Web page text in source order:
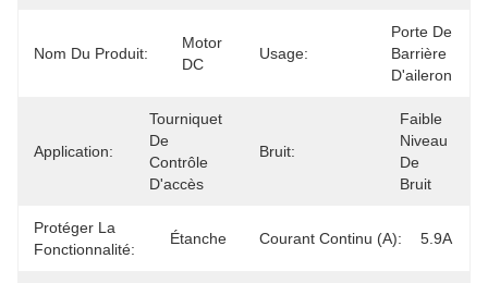
Nom Du Produit:
Motor
DC
Usage:
Porte De
Barrière
D'aileron
Application:
Tourniquet
De
Contrôle
D'accès
Bruit:
Faible
Niveau
De
Bruit
Protéger La
Fonctionnalité:
Étanche Courant Continu (A): 5.9A